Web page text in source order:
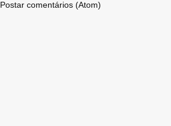
Postar comentários (Atom)